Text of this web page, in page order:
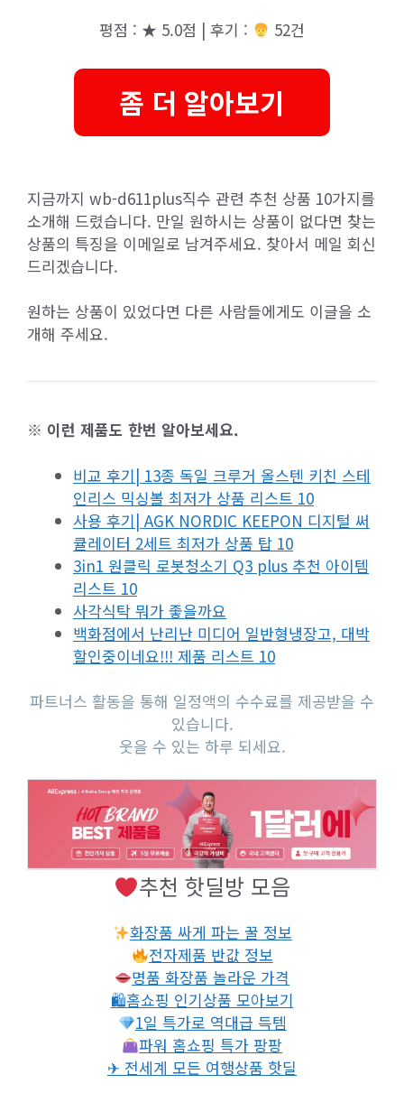
평점 : ★ 5.0점 | 후기 : 52건
좀 더 알아보기
지금까지 wb-d611plus직수 관련 추천 상품 10가지를
소개해 드렸습니다. 만일 원하시는 상품이 없다면 찾는
상품의 특징을 이메일로 남겨주세요. 찾아서 메일 회신
드리겠습니다.
원하는 상품이 있었다면 다른 사람들에게도 이글을 소
개해 주세요.
※ 이런 제품도 한번 알아보세요.
비교 후기| 13종 독일 크루거 올스텐 키친 스테
인리스 믹싱볼 최저가 상품 리스트 10
사용 후기| AGK NORDIC KEEPON 디지털 써
큘레이터 2세트 최저가 상품 탑 10
3in1 원클릭 로봇청소기 Q3 plus 추천 아이템
리스트 10
사각식탁 뭐가 좋을까요
백화점에서 난리난 미디어 일반형냉장고, 대박
할인중이네요!!! 제품 리스트 10
파트너스 활동을 통해 일정액의 수수료를 제공받을 수
있습니다.
웃을 수 있는 하루 되세요.
추천 핫딜방 모음
화장품 싸게 파는 꿀 정보
전자제품 반값 정보
명품 화장품 놀라운 가격
🛍홈쇼핑 인기상품 모아보기
1일 특가로 역대급 득템
파워 홈쇼핑 특가 팡팡
✈ 전세계 모든 여행상품 핫딜